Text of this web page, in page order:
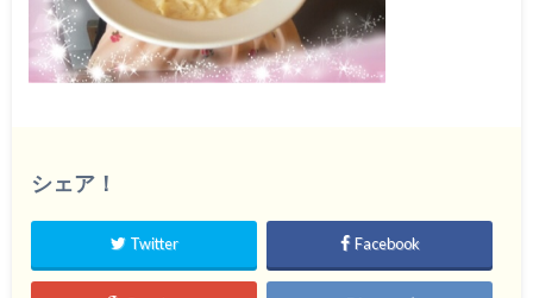
シェア！
Twitter Facebook